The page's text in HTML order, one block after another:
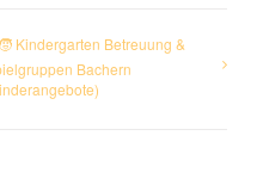
Kindergarten Betreuung &
Bachern